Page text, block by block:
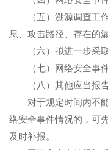
（五）溯源调查
息、攻击路径、存在的
（六）拟进一步采
（七）网络安全事
（八）其他应当报
对于规定时间内不
络安全事件情况的，可
及时补报。